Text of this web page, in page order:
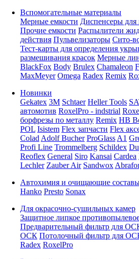
Вспомогательные материалы
Мерные емкости Диспенсеры для
Прочие емкости Распылители
действия Пульвелизаторы Сито-
Тест-карты для определения
размешивания красок Мерные
BlackFox Body Brulex Chamaleon
MaxMeyer Omega Radex Remix
Новинки
Gekatex 3M Schtaer Heller Tools
автомотив RoxelPro - indstrial
борфрезы по металлу Remix HB
POL Isistem Flex запчасти Flex
Colad Adolf Bucher ProGlass A1
Profi Line Trommelberg Schildex
Reoflex General Siro Kansai Cardea
Lechler Zauber Air Sandwox
Автохимия и очищающие
Hanko Presto Sonax
Для окрасочно-сушильных камер
Защитное липкое
Предварительный фильтр для
ОСК Потолочный фильтр для
Radex RoxelPro